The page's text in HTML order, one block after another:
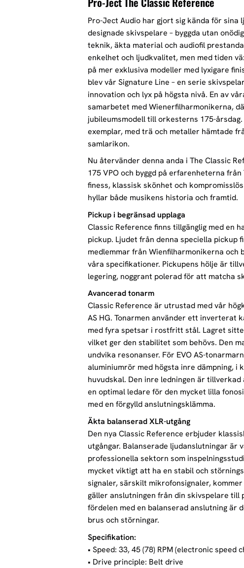
Pro-Ject Audio har gjort sig kända för
designade skivspelare – byggda utan
teknik, äkta material och audiofil
enkelhet och ljudkvalitet, men med tiden
på mer exklusiva modeller med lyxigare
blev vår Signature Line – en serie
innovation och lyx på högsta nivå. En av
samarbetet med Wienerfilharmonikerna,
jubileumsmodell till orkesterns 175-
exemplar, med trä och metaller hämtade
samlarikon.
Nu återvänder denna anda i The Classic
175 VPO och byggd på erfarenheterna
finess, klassisk skönhet och
hyllar både musikens historia och framtid.
Pickup i begränsad upplaga
Classic Reference finns tillgänglig med en
pickup. Ljudet från denna speciella pickup
medlemmar från Wienfilharmonikerna och
våra specifikationer. Pickupens hölje är
legering, noggrant polerad för att matcha
Avancerad tonarm
Classic Reference är utrustad med vår
AS HG. Tonarmen använder ett inverterat
med fyra spetsar i rostfritt stål. Lagret
vilket ger den stabilitet som behövs. Den
undvika resonanser. För EVO AS-
aluminiumrör med högsta inre dämpning, i
huvudskal. Den inre ledningen är
en optimal ledare för den mycket lilla
med en förgylld anslutningsklämma.
Äkta balanserad XLR-utgång
Den nya Classic Reference erbjuder
utgångar. Balanserade ljudanslutningar är
professionella sektorn som
mycket viktigt att ha en stabil och
signaler, särskilt mikrofonsignaler,
gäller anslutningen från din skivspelare
fördelen med en balanserad anslutning är
brus och störningar.
Specifikation:
• Speed: 33, 45 (78) RPM (electronic speed
• Drive principle: Belt drive